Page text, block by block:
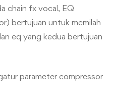
chain fx vocal, EQ
bertujuan untuk memilah
eq yang kedua bertujuan
parameter compressor